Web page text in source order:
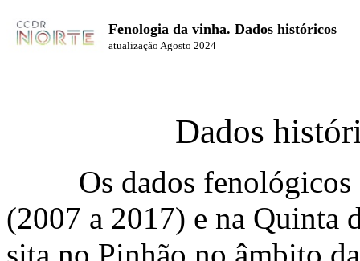
Fenologia da vinha. Dados históricos
atualização Agosto 2024
Dados
Os dados
(2007 a 2017) e na Quinta